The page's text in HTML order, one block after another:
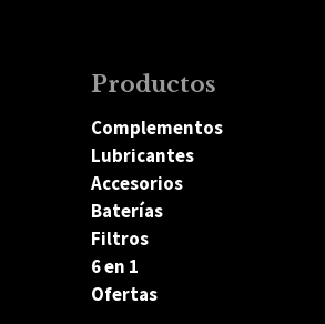
Productos
Complementos
Lubricantes
Accesorios
Baterías
Filtros
6 en 1
Ofertas